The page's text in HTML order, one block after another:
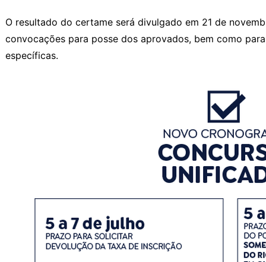
O resultado do certame será divulgado em 21 de
convocações para posse dos aprovados, bem como
específicas.